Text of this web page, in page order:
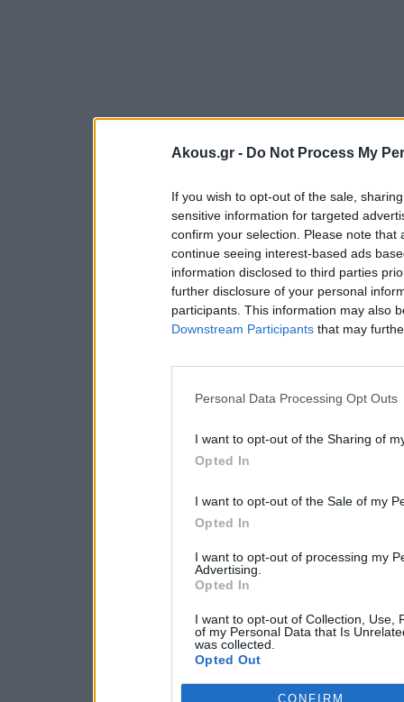
Akous.gr - Do Not Process My
If you wish to opt-out of the sale,
sensitive information for targeted
confirm your selection. Please note
continue seeing interest-based ads
information disclosed to third parties
further disclosure of your personal
participants. This information may also
Downstream Participants that may
Personal Data Processing Opt Outs
I want to opt-out of the Sharing of
Opted In
I want to opt-out of the Sale of my
Opted In
I want to opt-out of processing my
Advertising.
Opted In
I want to opt-out of Collection, Use,
of my Personal Data that Is
was collected.
Opted Out
CONFIRM